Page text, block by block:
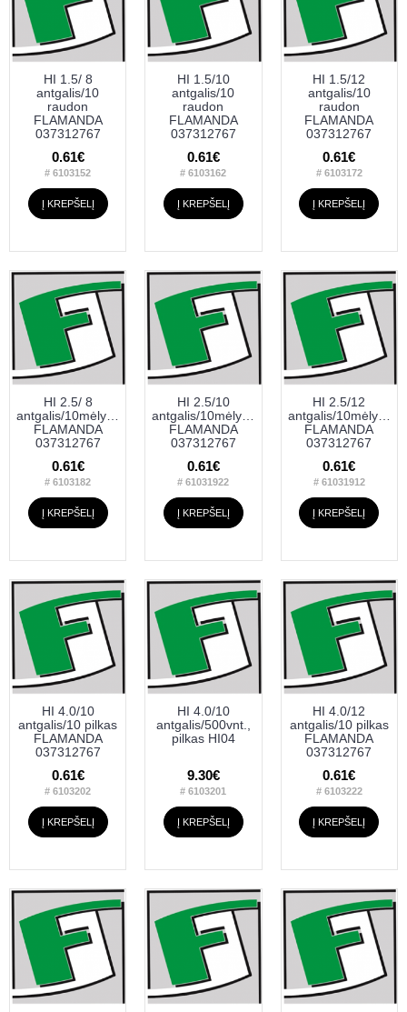
HI 1.5/ 8
antgalis/10
raudon
FLAMANDA
037312767
0.61€
# 6103152
Į KREPŠELĮ
HI 1.5/10
antgalis/10
raudon
FLAMANDA
037312767
0.61€
# 6103162
Į KREPŠELĮ
HI 1.5/12
antgalis/10
raudon
FLAMANDA
037312767
0.61€
# 6103172
Į KREPŠELĮ
HI 2.5/ 8
antgalis/10mėlynas
FLAMANDA
037312767
0.61€
# 6103182
Į KREPŠELĮ
HI 2.5/10
antgalis/10mėlynas
FLAMANDA
037312767
0.61€
# 61031922
Į KREPŠELĮ
HI 2.5/12
antgalis/10mėlynas
FLAMANDA
037312767
0.61€
# 61031912
Į KREPŠELĮ
HI 4.0/10
antgalis/10 pilkas
FLAMANDA
037312767
0.61€
# 6103202
Į KREPŠELĮ
HI 4.0/10
antgalis/500vnt.,
pilkas HI04
9.30€
# 6103201
Į KREPŠELĮ
HI 4.0/12
antgalis/10 pilkas
FLAMANDA
037312767
0.61€
# 6103222
Į KREPŠELĮ